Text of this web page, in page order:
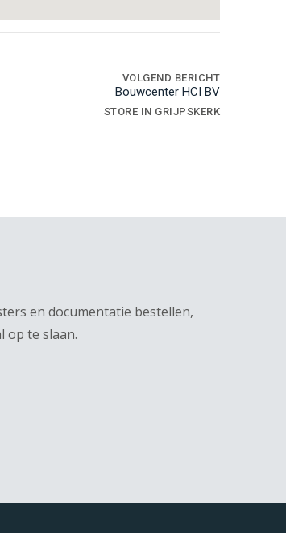
VOLGEND BERICHT
Bouwcenter HCI BV
STORE IN GRIJPSKERK
en documentatie bestellen,
op te slaan.